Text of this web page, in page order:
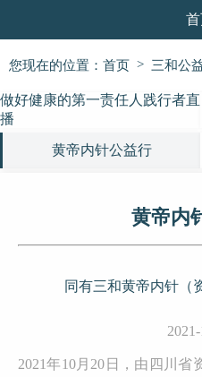
关
最新
三和
党
您现在的位置： 首页 > 三和公
做好健康的第一责任人践行者直
播
黄帝内针公益行
黄帝内
同有三和黄帝内针（
2021年10月20日，由四川省